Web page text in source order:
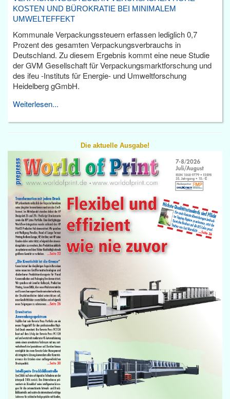
KOSTEN UND BÜROKRATIE BEI MINIMALEM
UMWELTEFFEKT
Kommunale Verpackungssteuern erfassen lediglich 0,7
Prozent des gesamten Verpackungsverbrauchs in
Deutschland. Zu diesem Ergebnis kommt eine neue Studie
der GVM Gesellschaft für Verpackungsmarktforschung und
des ifeu -Instituts für Energie- und Umweltforschung
Heidelberg gGmbH.
Weiterlesen...
Die aktuelle Ausgabe!